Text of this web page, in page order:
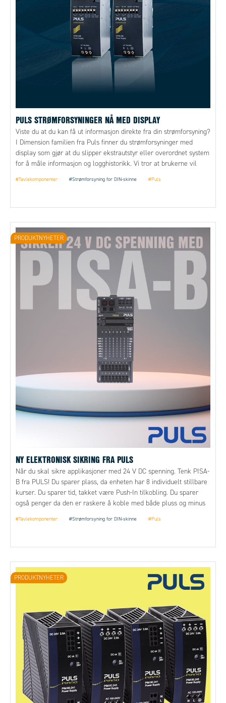
PULS STRØMFORSYNINGER NÅ MED DISPLAY
Viste du at du kan få ut informasjon direkte fra din strømforsyning?
I Dimension familien fra Puls finner du strømforsyninger med
display som gjør at du slipper ekstrautstyr eller overordnet system
for å måle informasjon og logghistorikk. Vi tror at brukerne vil
#Tavlekomponenter #Strømforsyning for DIN-skinne #Puls
NY ELEKTRONISK SIKRING FRA PULS
Når du skal sikre applikasjoner med 24 V DC spenning. Tenk PISA-
B fra PULS! Du sparer plass, da enheten har 8 individuelt stillbare
kurser. Du sparer tid, takket være Push-In tilkobling. Du sparer
også penger da den er raskere å koble med både pluss og minus
#Tavlekomponenter #Strømforsyning for DIN-skinne #Puls
PRODUKTNYHETER
PRODUKTNYHETER